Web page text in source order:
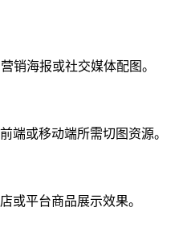
销海报或社交媒体配图。
端或移动端所需切图资源。
或平台商品展示效果。